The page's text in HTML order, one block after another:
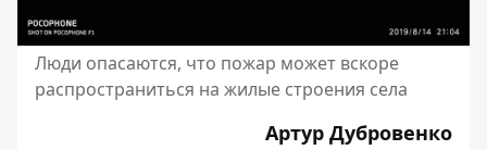
Люди опасаются, что пожар может вскоре
распространиться на жилые строения села
Артур Дубровенко